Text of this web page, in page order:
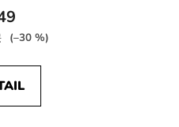
(–30 %)